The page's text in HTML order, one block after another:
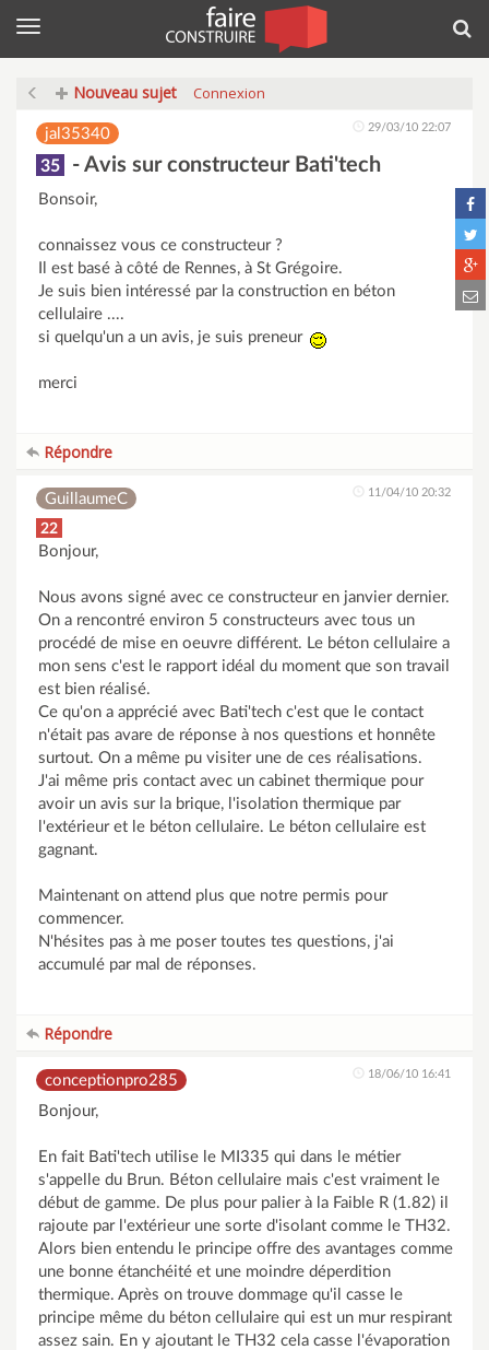
Menu
Nouveau sujet Connexion
jal35340 29/03/10 22:07
35 - Avis sur constructeur Bati'tech
Bonsoir,
connaissez vous ce constructeur ?
Il est basé à côté de Rennes, à St Grégoire.
Je suis bien intéressé par la construction en béton
cellulaire ....
si quelqu'un a un avis, je suis preneur
merci
Répondre
GuillaumeC 11/04/10 20:32
22
Bonjour,
Nous avons signé avec ce constructeur en janvier dernier.
On a rencontré environ 5 constructeurs avec tous un
procédé de mise en oeuvre différent. Le béton cellulaire a
mon sens c'est le rapport idéal du moment que son travail
est bien réalisé.
Ce qu'on a apprécié avec Bati'tech c'est que le contact
n'était pas avare de réponse à nos questions et honnête
surtout. On a même pu visiter une de ces réalisations.
J'ai même pris contact avec un cabinet thermique pour
avoir un avis sur la brique, l'isolation thermique par
l'extérieur et le béton cellulaire. Le béton cellulaire est
gagnant.
Maintenant on attend plus que notre permis pour
commencer.
N'hésites pas à me poser toutes tes questions, j'ai
accumulé par mal de réponses.
Répondre
conceptionpro285 18/06/10 16:41
Bonjour,
En fait Bati'tech utilise le MI335 qui dans le métier
s'appelle du Brun. Béton cellulaire mais c'est vraiment le
début de gamme. De plus pour palier à la Faible R (1.82) il
rajoute par l'extérieur une sorte d'isolant comme le TH32.
Alors bien entendu le principe offre des avantages comme
une bonne étanchéité et une moindre déperdition
thermique. Après on trouve dommage qu'il casse le
principe même du béton cellulaire qui est un mur respirant
assez sain. En y ajoutant le TH32 cela casse l'évaporation